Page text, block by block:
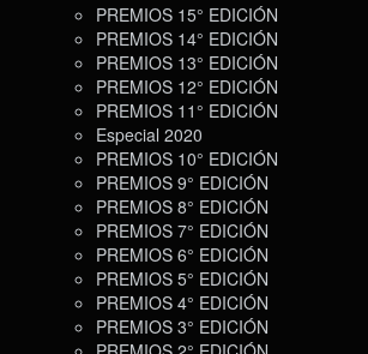
PREMIOS 15° EDICIÓN
PREMIOS 14° EDICIÓN
PREMIOS 13° EDICIÓN
PREMIOS 12° EDICIÓN
PREMIOS 11° EDICIÓN
Especial 2020
PREMIOS 10° EDICIÓN
PREMIOS 9° EDICIÓN
PREMIOS 8° EDICIÓN
PREMIOS 7° EDICIÓN
PREMIOS 6° EDICIÓN
PREMIOS 5° EDICIÓN
PREMIOS 4° EDICIÓN
PREMIOS 3° EDICIÓN